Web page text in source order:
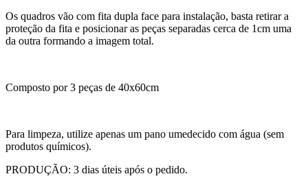
Os quadros vão com fita dupla face para instalação, basta retirar a
proteção da fita e posicionar as peças separadas cerca de 1cm uma
da outra formando a imagem total.
Composto por 3 peças de 40x60cm
Para limpeza, utilize apenas um pano umedecido com água (sem
produtos químicos).
PRODUÇÃO: 3 dias úteis após o pedido.